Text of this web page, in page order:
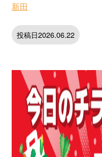
新田
投稿日2026.06.22